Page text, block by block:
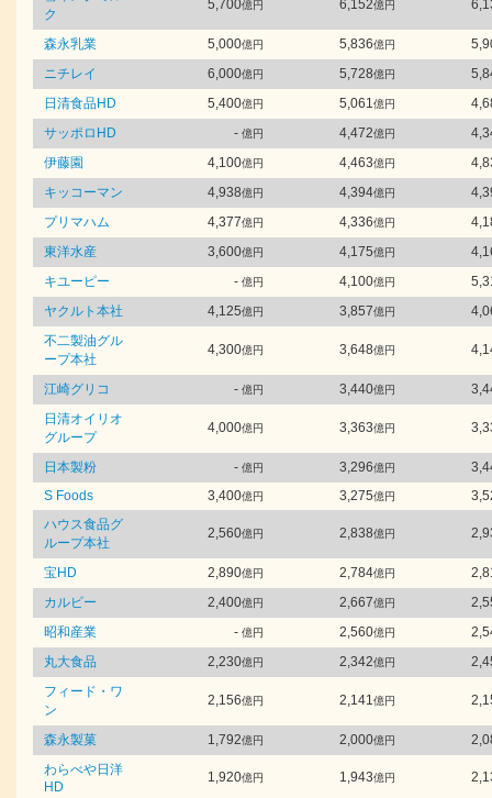
ク
5,700億円 6,152億円
森永乳業 5,000億円 5,836億円
ニチレイ
6,000億円 5,728億円
日清食品HD
5,400億円 5,061億円
サッポロHD
- 億円 4,472億円
伊藤園
4,100億円 4,463億円
キッコーマン
4,938億円 4,394億円
プリマハム
4,377億円 4,336億円
東洋水産
3,600億円 4,175億円
キユーピー
- 億円 4,100億円
ヤクルト本社
4,125億円 3,857億円
不二製油グル
ープ本社
4,300億円 3,648億円
江崎グリコ - 億円 3,440億円
日清オイリオ
グループ
4,000億円 3,363億円
日本製粉 - 億円 3,296億円
S Foods
3,400億円 3,275億円
ハウス食品グ
ループ本社
2,560億円 2,838億円
宝HD 2,890億円 2,784億円
カルビー
2,400億円 2,667億円
昭和産業
- 億円 2,560億円
丸大食品
2,230億円 2,342億円
フィード・ワ
ン
2,156億円 2,141億円
森永製菓 1,792億円 2,000億円
わらべや日洋
HD
1,920億円 1,943億円